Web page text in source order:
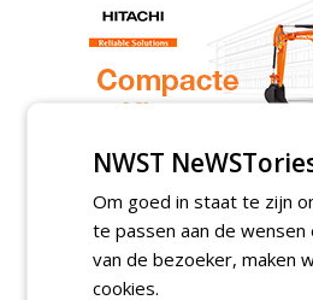
GREEN OUTLET
Iedereen kan gratis kleine
plaatsen via zijn eigen
Plaats een gratis
NWST
Om goed in staat te zijn
te passen aan de
van de bezoeker, maken
cookies.